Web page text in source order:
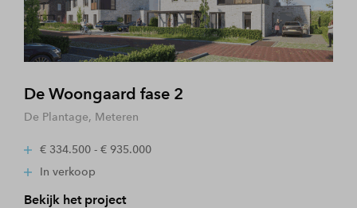
De Woongaard fase 2
De Plantage, Meteren
€ 334.500 - € 935.000
In verkoop
Bekijk het project